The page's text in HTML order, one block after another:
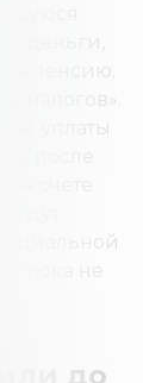
пенсию.
налогов».
уплаты
пока не
до